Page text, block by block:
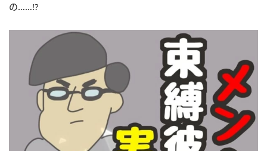
の……!?